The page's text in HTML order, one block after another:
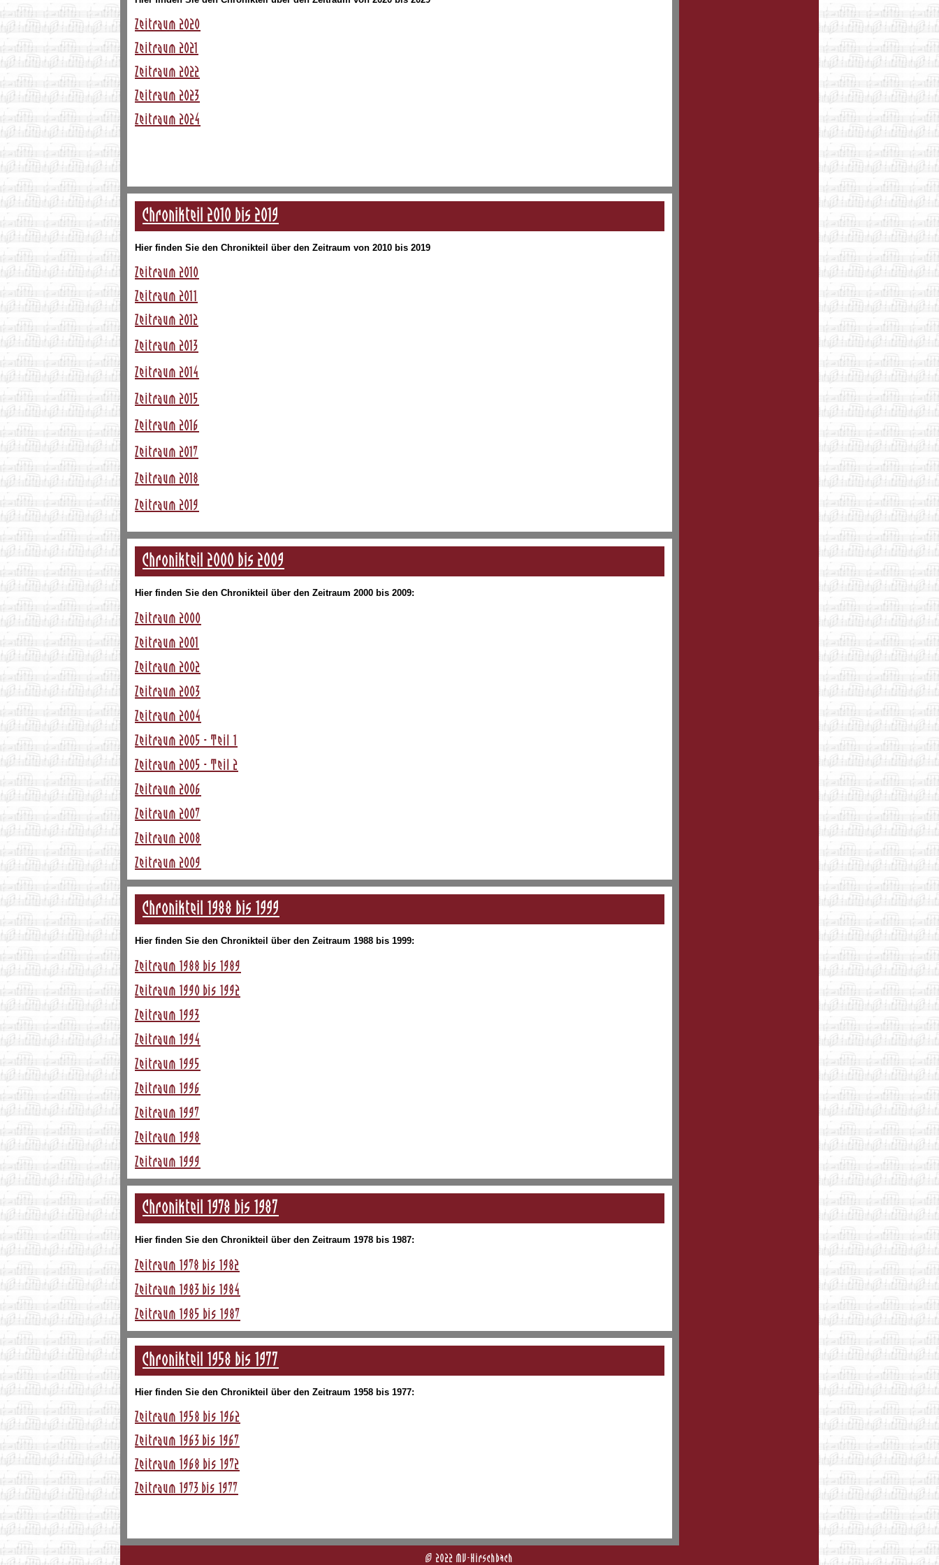
Zeitraum 2020
Zeitraum 2021
Zeitraum 2022
Zeitraum 2023
Zeitraum 2024
Chronikteil 2010 bis 2019
Hier finden Sie den Chronikteil über den Zeitraum von 2010 bis 2019
Zeitraum 2010
Zeitraum 2011
Zeitraum 2012
Zeitraum 2013
Zeitraum 2014
Zeitraum 2015
Zeitraum 2016
Zeitraum 2017
Zeitraum 2018
Zeitraum 2019
Chronikteil 2000 bis 2009
Hier finden Sie den Chronikteil über den Zeitraum 2000 bis 2009:
Zeitraum 2000
Zeitraum 2001
Zeitraum 2002
Zeitraum 2003
Zeitraum 2004
Zeitraum 2005 - Teil 1
Zeitraum 2005 - Teil 2
Zeitraum 2006
Zeitraum 2007
Zeitraum 2008
Zeitraum 2009
Chronikteil 1988 bis 1999
Hier finden Sie den Chronikteil über den Zeitraum 1988 bis 1999:
Zeitraum 1988 bis 1989
Zeitraum 1990 bis 1992
Zeitraum 1993
Zeitraum 1994
Zeitraum 1995
Zeitraum 1996
Zeitraum 1997
Zeitraum 1998
Zeitraum 1999
Chronikteil 1978 bis 1987
Hier finden Sie den Chronikteil über den Zeitraum 1978 bis 1987:
Zeitraum 1978 bis 1982
Zeitraum 1983 bis 1984
Zeitraum 1985 bis 1987
Chronikteil 1958 bis 1977
Hier finden Sie den Chronikteil über den Zeitraum 1958 bis 1977:
Zeitraum 1958 bis 1962
Zeitraum 1963 bis 1967
Zeitraum 1968 bis 1972
Zeitraum 1973 bis 1977
© 2022 MV-Hirschbach